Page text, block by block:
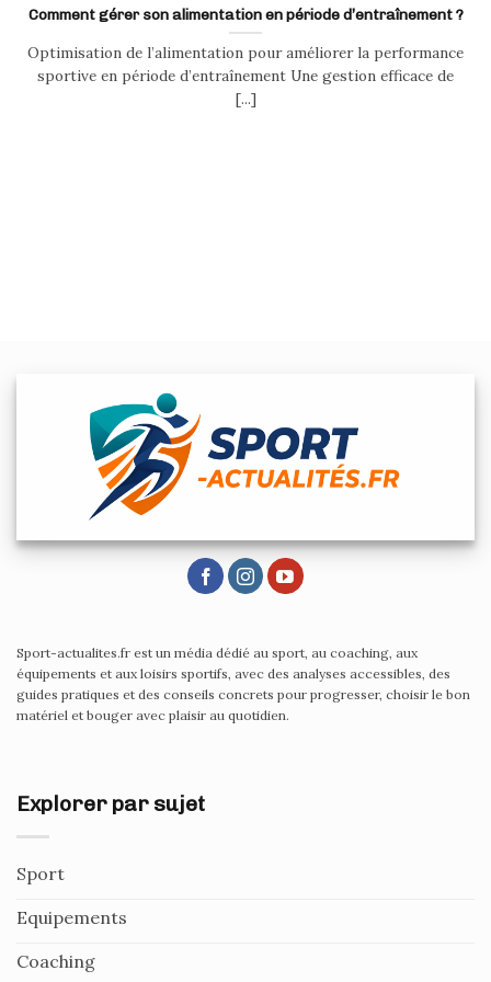
Comment gérer son alimentation en période d’entraînement ?
Optimisation de l’alimentation pour améliorer la performance
sportive en période d’entraînement Une gestion efficace de
[...]
Sport-actualites.fr est un média dédié au sport, au coaching, aux
équipements et aux loisirs sportifs, avec des analyses accessibles, des
guides pratiques et des conseils concrets pour progresser, choisir le bon
matériel et bouger avec plaisir au quotidien.
Explorer par sujet
Sport
Equipements
Coaching